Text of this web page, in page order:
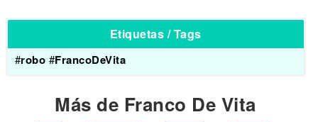
Etiquetas / Tags
#robo #FrancoDeVita
Más de Franco De Vita